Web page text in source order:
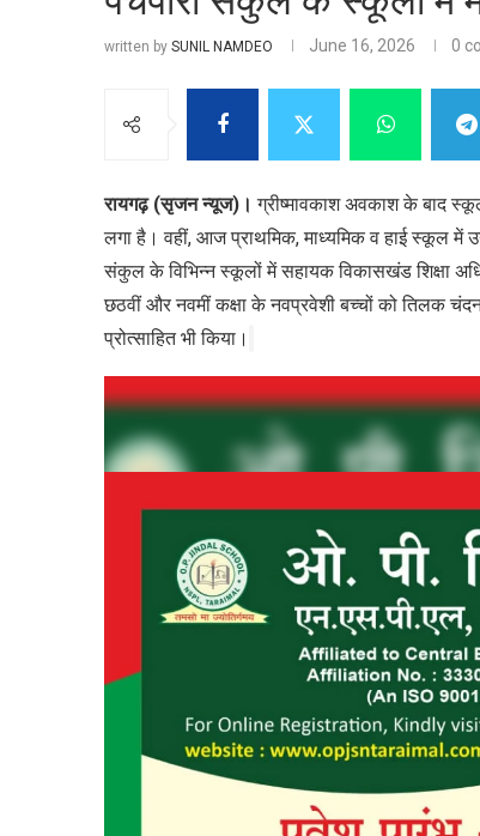
written by SUNIL NAMDEO June 16, 2026 0
रायगढ़ (सृजन न्यूज)। ग्रीष्मावकाश अवकाश के बाद
लगा है। वहीं, आज प्राथमिक, माध्यमिक व हाई स्कूल में
संकुल के विभिन्न स्कूलों में सहायक विकासखंड शिक्षा
छठवीं और नवमीं कक्षा के नवप्रवेशी बच्चों को तिलक
प्रोत्साहित भी किया।